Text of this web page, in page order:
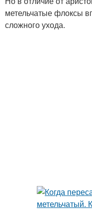
метельчатые флоксы
сложного ухода.